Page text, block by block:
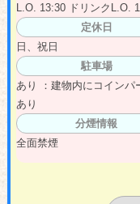
L.O. 13:30 ドリンクL.O.
定休日
日、祝日
駐車場
あり ：建物内にコインパ
あり
分煙情報
全面禁煙